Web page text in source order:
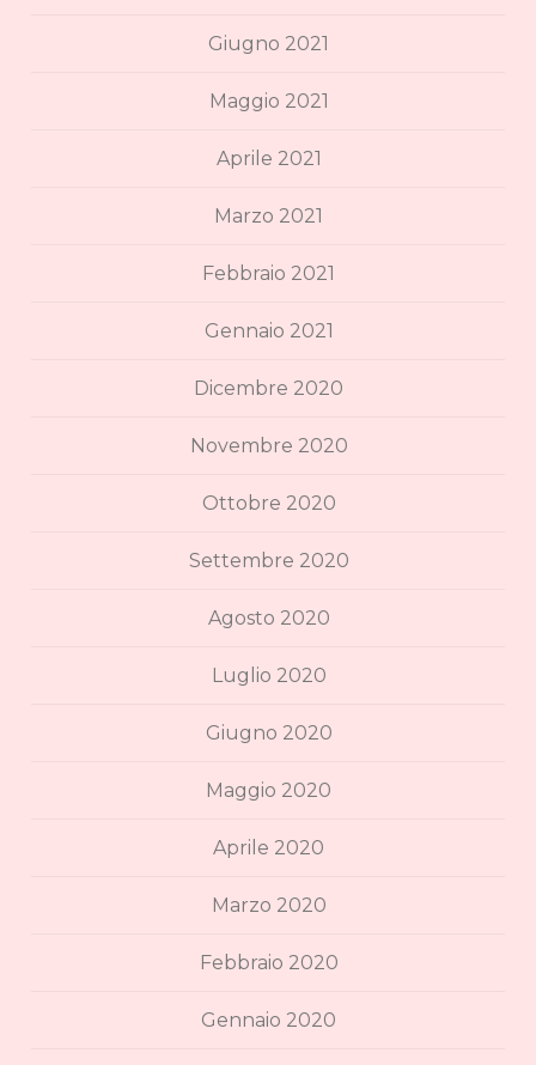
Giugno 2021
Maggio 2021
Aprile 2021
Marzo 2021
Febbraio 2021
Gennaio 2021
Dicembre 2020
Novembre 2020
Ottobre 2020
Settembre 2020
Agosto 2020
Luglio 2020
Giugno 2020
Maggio 2020
Aprile 2020
Marzo 2020
Febbraio 2020
Gennaio 2020